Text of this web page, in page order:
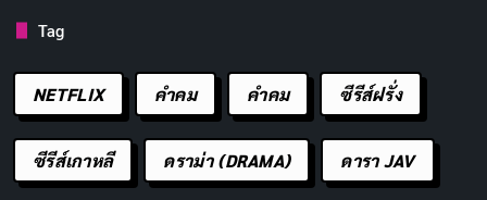
อ่อน กระทงมักทำจากวัสดุธรรมชาติ เช่น ใบตอง ใบลาน
ดอกบัว ดอกรัก และดอกดาวเรือง นอกจากนี้ยังอาจใส่
เทียนไขหรือประทัดเพื่อความสวยงาม
การลอยกระทง: ขอขมากรรมและอธิษฐาน
Tag
NETFLIX คำคม คําคม ซีรีส์ฝรั่ง
ซีรีส์เกาหลี ดราม่า (DRAMA) ดารา JAV